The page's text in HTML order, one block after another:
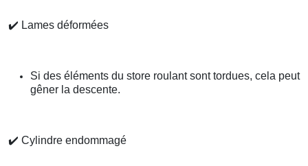
✔️ Lames déformées
Si des éléments du store roulant sont tordues, cela peut
gêner la descente.
✔️ Cylindre endommagé